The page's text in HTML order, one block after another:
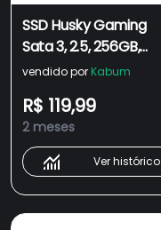
SSD Husky Gaming
Sata 3, 2.5, 256GB,
Leitura: 570MB/s e
Preto - HGML001
vendido por Kabum
R$ 119,99
2 meses
Ver histórico